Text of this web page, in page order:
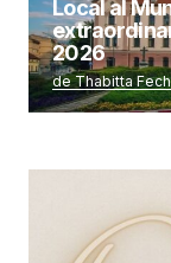
Local al
2026
de Thabitta